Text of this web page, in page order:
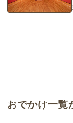
おでかけ一覧